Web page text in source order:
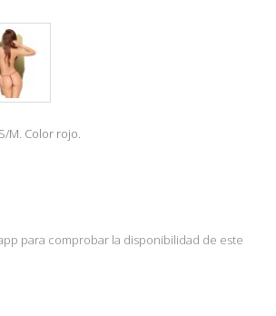
M. Color rojo.
para comprobar la disponibilidad de este